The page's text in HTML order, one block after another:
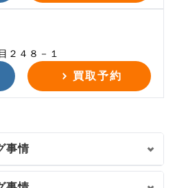
２４８－１
買取予約
事情